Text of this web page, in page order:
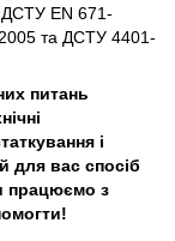
ДСТУ EN 671-
та ДСТУ 4401-
питань
і
для вас спосіб
працюємо з